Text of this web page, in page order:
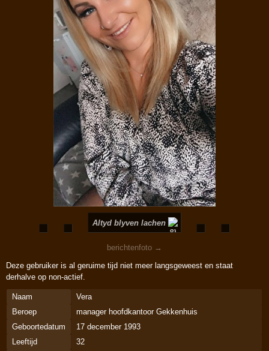
Altyd blyven lachen
berichtenfoto →
Deze gebruiker is al geruime tijd niet meer langsgeweest en staat
derhalve op non-actief.
Naam
Vera
Beroep
manager hoofdkantoor Gekkenhuis
Geboortedatum
17 december 1993
Leeftijd
32